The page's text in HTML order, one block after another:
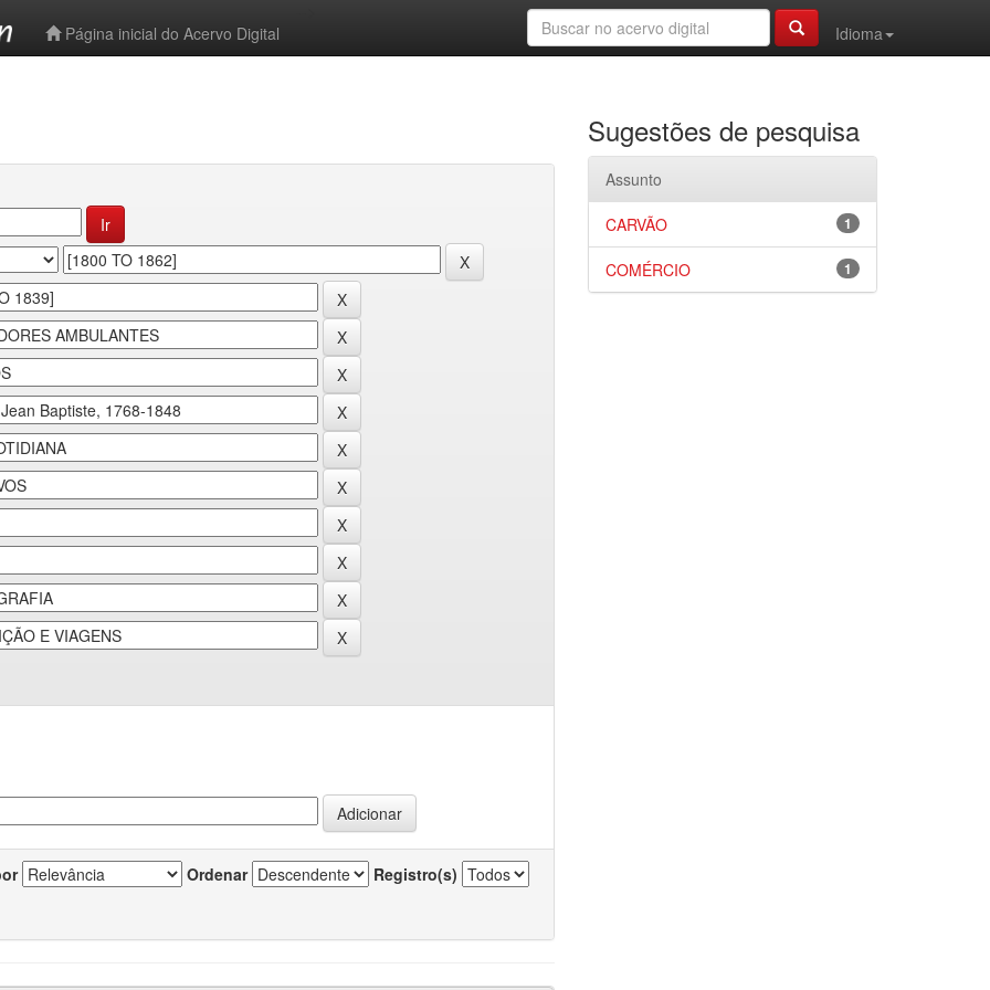
Página inicial do Acervo Digital
Idioma
Ordenar Registro(s)
Sugestões de pesquisa
Assunto
1
CARVÃO
1
COMÉRCIO